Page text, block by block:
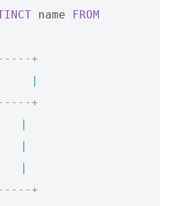
name
FROM
+
|
+
|
|
|
+